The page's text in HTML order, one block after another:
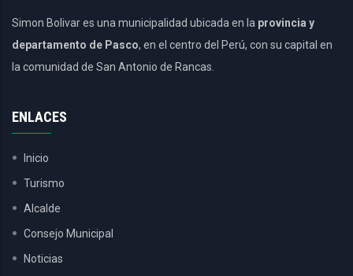
Simon Bolivar es una municipalidad ubicada en la provincia y
departamento de Pasco, en el centro del Perú, con su capital en
la comunidad de San Antonio de Rancas.
ENLACES
Inicio
Turismo
Alcalde
Consejo Municipal
Noticias